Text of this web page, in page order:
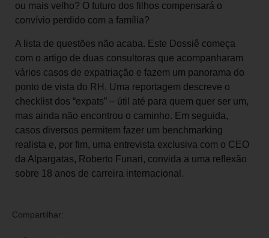
ou mais velho? O futuro dos filhos compensará o
convívio perdido com a família?
A lista de questões não acaba. Este Dossiê começa
com o artigo de duas consultoras que acompanharam
vários casos de expatriação e fazem um panorama do
ponto de vista do RH. Uma reportagem descreve o
checklist dos “expats” – útil até para quem quer ser um,
mas ainda não encontrou o caminho. Em seguida,
casos diversos permitem fazer um benchmarking
realista e, por fim, uma entrevista exclusiva com o CEO
da Alpargatas, Roberto Funari, convida a uma reflexão
sobre 18 anos de carreira internacional.
Compartilhar: